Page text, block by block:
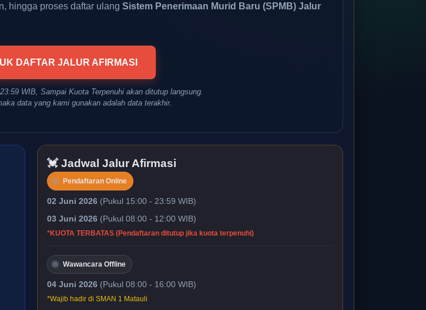
hingga proses daftar ulang Sistem Penerimaan Murid Baru (SPMB) Jalur
DAFTAR JALUR AFIRMASI
WIB, Sampai Kuota Terpenuhi akan ditutup langsung.
data yang kami gunakan adalah data terakhir.
💓 Jadwal Jalur Afirmasi
Pendaftaran Online
02 Juni 2026 (Pukul 15:00 - 23:59 WIB)
03 Juni 2026 (Pukul 08:00 - 12:00 WIB)
*KUOTA TERBATAS (Pendaftaran ditutup jika kuota terpenuhi)
Wawancara Offline
04 Juni 2026 (Pukul 08:00 - 16:00 WIB)
*Wajib hadir di SMAN 1 Matauli